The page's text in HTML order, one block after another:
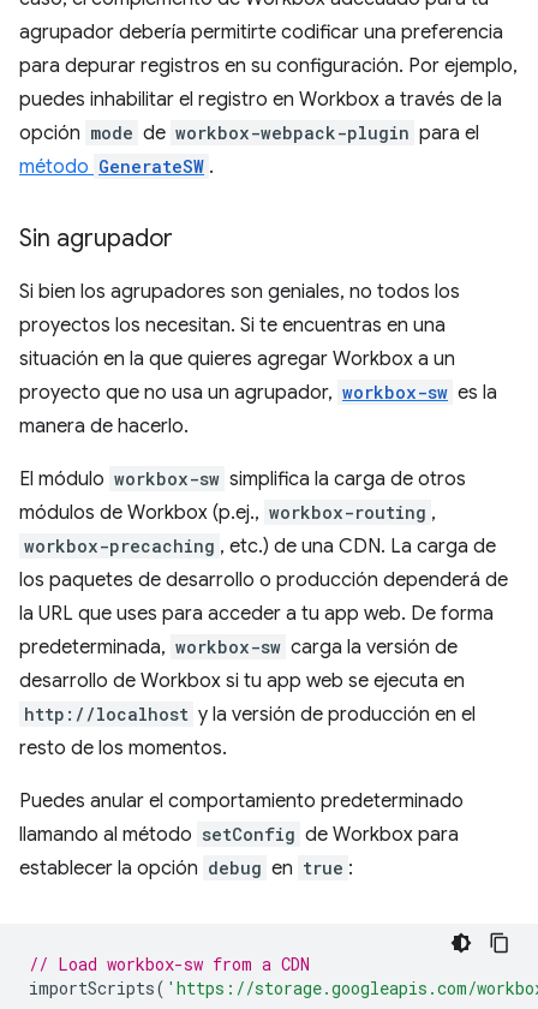
agrupador debería permitirte codificar una preferencia
para depurar registros en su configuración. Por ejemplo,
puedes inhabilitar el registro en Workbox a través de la
opción mode de workbox-webpack-plugin para el
método GenerateSW .
Sin agrupador
Si bien los agrupadores son geniales, no todos los
proyectos los necesitan. Si te encuentras en una
situación en la que quieres agregar Workbox a un
proyecto que no usa un agrupador, workbox-sw es la
manera de hacerlo.
El módulo workbox-sw simplifica la carga de otros
módulos de Workbox (p.ej., workbox-routing ,
workbox-precaching , etc.) de una CDN. La carga de
los paquetes de desarrollo o producción dependerá de
la URL que uses para acceder a tu app web. De forma
predeterminada, workbox-sw carga la versión de
desarrollo de Workbox si tu app web se ejecuta en
http://localhost y la versión de producción en el
resto de los momentos.
Puedes anular el comportamiento predeterminado
llamando al método setConfig de Workbox para
establecer la opción debug en true :
// Load workbox-sw from a CDN
importScripts( 'https://storage.googleapis.com/